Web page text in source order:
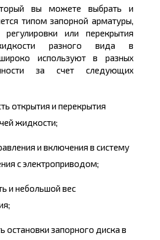
вы можете выбрать и
типом запорной арматуры,
или перекрытия
разного вида в
используют в разных
за счет следующих
открытия и перекрытия
жидкости;
и включения в систему
с электроприводом;
и небольшой вес
остановки запорного диска в